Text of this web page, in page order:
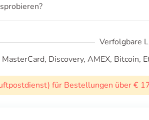
Verfolgbare
MasterCard, Discovery, AMEX, Bitcoin,
für Bestellungen über €